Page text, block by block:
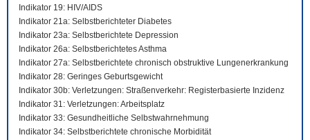
Indikator 19: HIV/AIDS
Indikator 21a: Selbstberichteter Diabetes
Indikator 23a: Selbstberichtete Depression
Indikator 26a: Selbstberichtetes Asthma
Indikator 27a: Selbstberichtete chronisch obstruktive Lungenerkrankung
Indikator 28: Geringes Geburtsgewicht
Indikator 30b: Verletzungen: Straßenverkehr: Registerbasierte Inzidenz
Indikator 31: Verletzungen: Arbeitsplatz
Indikator 33: Gesundheitliche Selbstwahrnehmung
Indikator 34: Selbstberichtete chronische Morbidität